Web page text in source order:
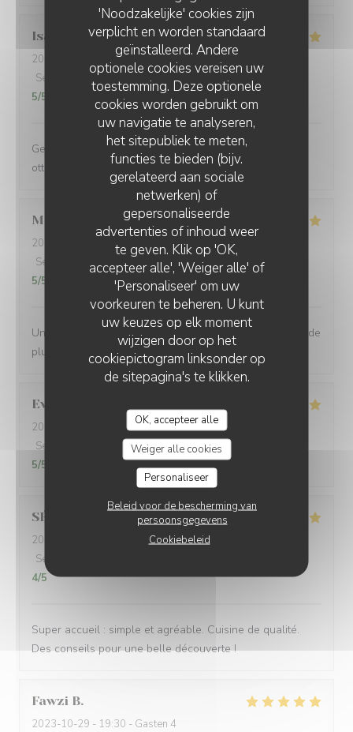
'Noodzakelijke' cookies zijn
verplicht en worden standaard
geïnstalleerd. Andere
optionele cookies vereisen uw
toestemming. Deze optionele
cookies worden gebruikt om
uw navigatie te analyseren,
het sitepubliek te meten,
functies te bieden (bijv.
gerelateerd aan sociale
netwerken) of
gepersonaliseerde
advertenties of inhoud weer
te geven. Klik op 'OK,
accepteer alle', 'Weiger alle' of
'Personaliseer' om uw
voorkeuren te beheren. U kunt
uw keuzes op elk moment
wijzigen door op het
cookiepictogram linksonder op
de sitepagina's te klikken.
OK, accepteer alle
Weiger alle cookies
Personaliseer
Beleid voor de bescherming van
persoonsgegevens
Cookiebeleid
Isabella C
2024-11-09
- 21:00 - Gasten 3
Service
Atmosfeer Keuken /5 Kwaliteit / Prijs
5/5
Gestione molto ospitale e personale gentilissimo. Cibo
ottimo. Torneremo
MICHAELA
2023-10-29
- 12:30 - Gasten 3
Service
/5 Atmosfeer: 5/5 Keuken: 5/5 Kwaliteit / Prijs
5/5
Un très bon accueil, un excellent repas, que demander de
plus. Je recommande.
Eve
2023-10-30
- 19:30 - Gasten 2
Service
Atmosfeer: 5/5 Keuken: 5/5
5/5
SÉBASTIEN
2023-10-29
- 20:00 - Gasten 3
Service
4/5
Super accueil : simple et agréable. Cuisine de qualité.
Des conseils pour une belle découverte !
Fawzi B
2023-10-29 - 19:30 - Gasten 4